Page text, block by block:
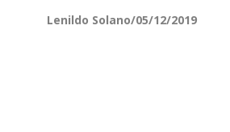
Lenildo Solano/05/12/2019